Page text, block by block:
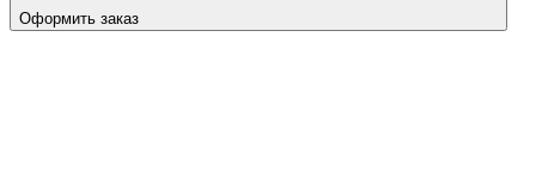
Оформить заказ